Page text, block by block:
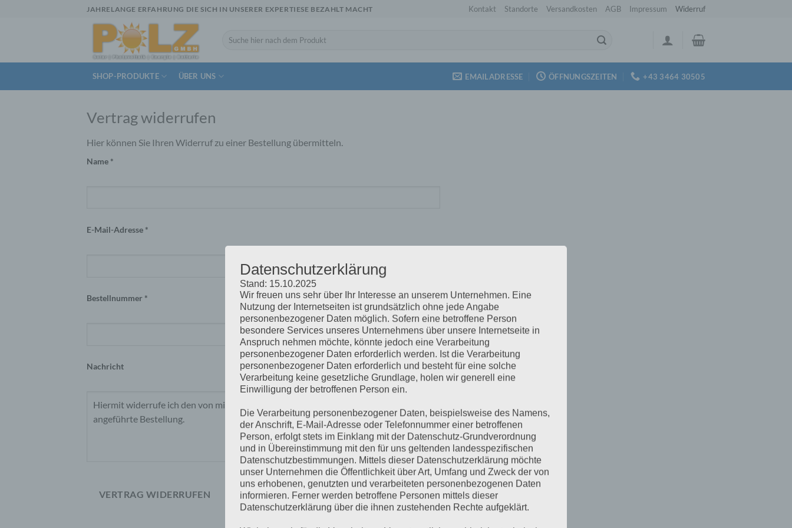
JAHRELANGE ERFAHRUNG DIE SICH IN UNSERER EXPERTIESE BEZAHLT MACHT Kontakt Standorte Versandkosten AGB Impressum Widerruf
Suchen
SHOP-PRODUKTE ÜBER UNS EMAILADRESSE ÖFFNUNGSZEITEN +43 3464 30505
Vertrag widerrufen
Hier können Sie Ihren Widerruf zu einer Bestellung übermitteln.
Name *
E-Mail-Adresse *
Bestellnummer *
Nachricht
VERTRAG WIDERRUFEN
Datenschutzerklärung
Stand: 15.10.2025
Wir freuen uns sehr über Ihr Interesse an unserem Unternehmen. Eine
Nutzung der Internetseiten ist grundsätzlich ohne jede Angabe
personenbezogener Daten möglich. Sofern eine betroffene Person
besondere Services unseres Unternehmens über unsere Internetseite in
Anspruch nehmen möchte, könnte jedoch eine Verarbeitung
personenbezogener Daten erforderlich werden. Ist die Verarbeitung
personenbezogener Daten erforderlich und besteht für eine solche
Verarbeitung keine gesetzliche Grundlage, holen wir generell eine
Einwilligung der betroffenen Person ein.
Die Verarbeitung personenbezogener Daten, beispielsweise des Namens,
der Anschrift, E-Mail-Adresse oder Telefonnummer einer betroffenen
Person, erfolgt stets im Einklang mit der Datenschutz-Grundverordnung
und in Übereinstimmung mit den für uns geltenden landesspezifischen
Datenschutzbestimmungen. Mittels dieser Datenschutzerklärung möchte
unser Unternehmen die Öffentlichkeit über Art, Umfang und Zweck der von
uns erhobenen, genutzten und verarbeiteten personenbezogenen Daten
informieren. Ferner werden betroffene Personen mittels dieser
Datenschutzerklärung über die ihnen zustehenden Rechte aufgeklärt.